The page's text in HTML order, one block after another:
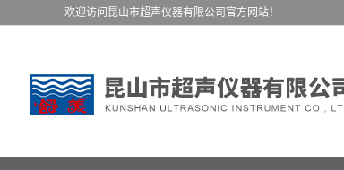
欢迎访问昆山市超声仪器有限公司官方网站！